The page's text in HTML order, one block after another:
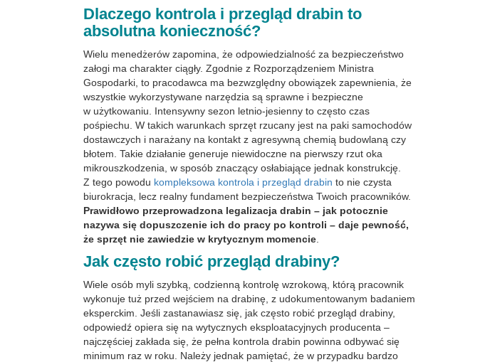
Dlaczego kontrola i przegląd drabin to
absolutna konieczność?
Wielu menedżerów zapomina, że odpowiedzialność za bezpieczeństwo
załogi ma charakter ciągły. Zgodnie z Rozporządzeniem Ministra
Gospodarki, to pracodawca ma bezwzględny obowiązek zapewnienia, że
wszystkie wykorzystywane narzędzia są sprawne i bezpieczne
w użytkowaniu. Intensywny sezon letnio-jesienny to często czas
pośpiechu. W takich warunkach sprzęt rzucany jest na paki samochodów
dostawczych i narażany na kontakt z agresywną chemią budowlaną czy
błotem. Takie działanie generuje niewidoczne na pierwszy rzut oka
mikrouszkodzenia, w sposób znaczący osłabiające jednak konstrukcję.
Z tego powodu kompleksowa kontrola i przegląd drabin to nie czysta
biurokracja, lecz realny fundament bezpieczeństwa Twoich pracowników.
Prawidłowo przeprowadzona legalizacja drabin – jak potocznie
nazywa się dopuszczenie ich do pracy po kontroli – daje pewność,
że sprzęt nie zawiedzie w krytycznym momencie
Jak często robić przegląd drabiny?
Wiele osób myli szybką, codzienną kontrolę wzrokową, którą pracownik
wykonuje tuż przed wejściem na drabinę, z udokumentowanym badaniem
eksperckim. Jeśli zastanawiasz się, jak często robić przegląd drabiny,
odpowiedź opiera się na wytycznych eksploatacyjnych producenta –
najczęściej zakłada się, że pełna kontrola drabin powinna odbywać się
minimum raz w roku. Należy jednak pamiętać, że w przypadku bardzo